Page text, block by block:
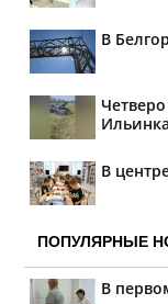
В
В
ПОПУЛЯРНЫЕ
В